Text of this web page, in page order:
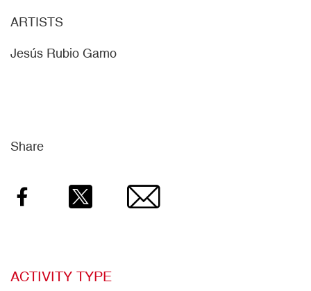
ARTISTS
Jesús Rubio Gamo
Share
Facebook Email
ACTIVITY TYPE